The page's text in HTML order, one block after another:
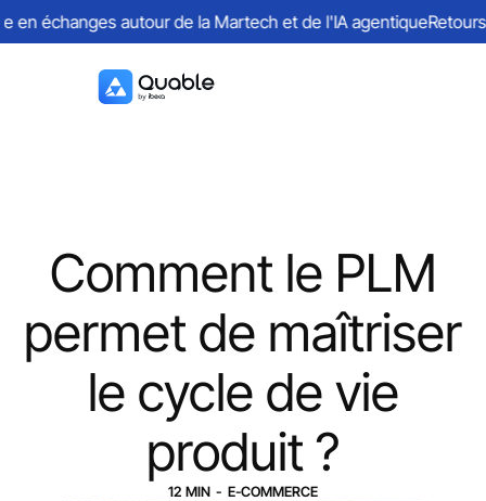
Comment le PLM
permet de maîtriser
le cycle de vie
produit ?
12 MIN - E-COMMERCE
autour de la Martech et de l'IA agentiqueRetours